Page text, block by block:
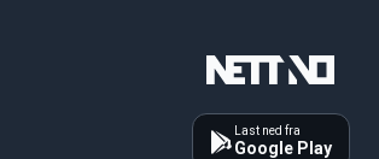
Last ned fra
Google Play